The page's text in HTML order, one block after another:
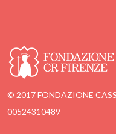
© 2017 FONDAZIONE
00524310489